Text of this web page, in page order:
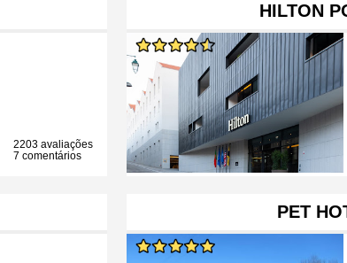
2203 avaliações
7 comentários
HILTON
PET